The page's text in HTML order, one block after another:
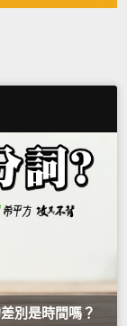
別是時間嗎？